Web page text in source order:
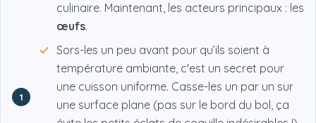
1
culinaire. Maintenant, les acteurs principaux : les
œufs.
Sors-les un peu avant pour qu’ils soient à
température ambiante, c'est un secret pour
une cuisson uniforme. Casse-les un par un sur
une surface plane (pas sur le bord du bol, ça